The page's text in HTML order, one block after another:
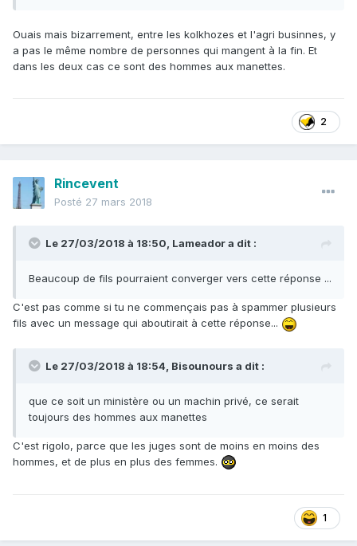
Ouais mais bizarrement, entre les kolkhozes et l'agri businnes, y
a pas le même nombre de personnes qui mangent à la fin. Et
dans les deux cas ce sont des hommes aux manettes.
2
Rincevent
Posté 27 mars 2018
Le 27/03/2018 à 18:50, Lameadora dit :
Beaucoup de fils pourraient converger vers cette réponse ...
C'est pas comme si tu ne commençais pas à spammer plusieurs
fils avec un message qui aboutirait à cette réponse...
Le 27/03/2018 à 18:54, Bisounours a dit :
que ce soit un ministère ou un machin privé, ce serait
toujours des hommes aux manettes
C'est rigolo, parce que les juges sont de moins en moins des
hommes, et de plus en plus des femmes.
1